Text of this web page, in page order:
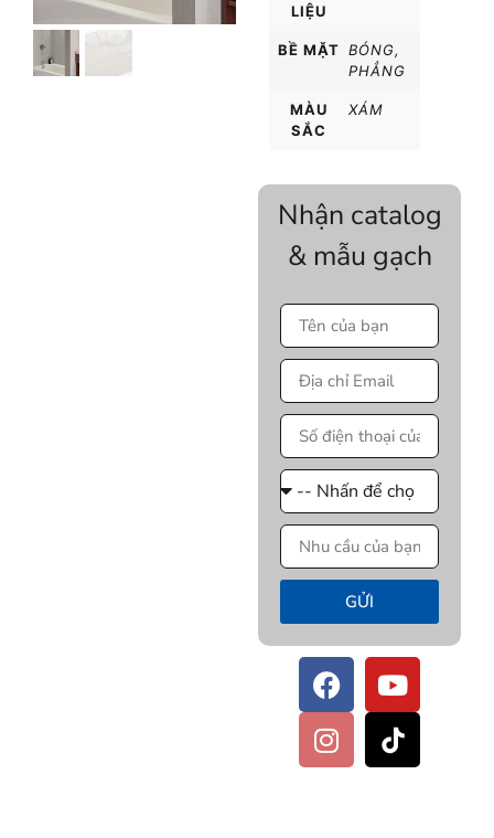
LIỆU
BỀ MẶT BÓNG,
PHẲNG
MÀU
SẮC
XÁM
Nhận catalog
& mẫu gạch
GỬI